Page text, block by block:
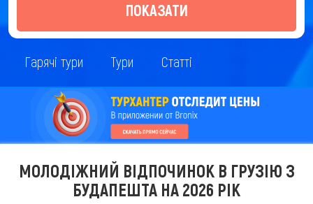
ПОКАЗАТИ
Гарячі тури Тури Статті
МОЛОДІЖНИЙ ВІДПОЧИНОК В ГРУЗІЮ З
БУДАПЕШТА НА 2026 РІК